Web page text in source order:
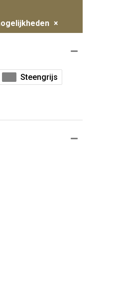
×
Steengrijs